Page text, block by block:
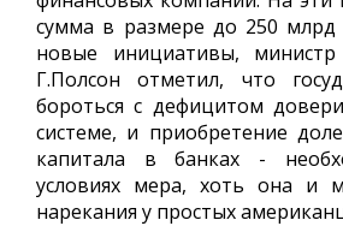
сумма в размере до 250 млрд
новые инициативы,
Г.Полсон отметил, что
бороться с дефицитом
системе, и приобретение
капитала в банках -
условиях мера, хоть она и
нарекания у простых